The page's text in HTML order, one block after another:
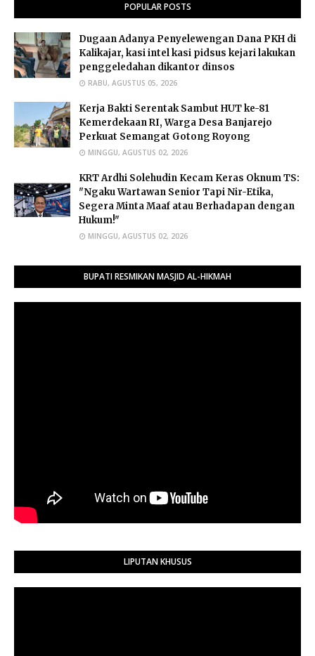
POPULAR POSTS
Dugaan Adanya Penyelewengan Dana PKH di
Kalikajar, kasi intel kasi pidsus kejari lakukan
penggeledahan dikantor dinsos
RABU, AGUSTUS 05, 2026
Kerja Bakti Serentak Sambut HUT ke-81
Kemerdekaan RI, Warga Desa Banjarejo
Perkuat Semangat Gotong Royong
MINGGU, AGUSTUS 02, 2026
​KRT Ardhi Solehudin Kecam Keras Oknum TS:
"Ngaku Wartawan Senior Tapi Nir-Etika,
Segera Minta Maaf atau Berhadapan dengan
Hukum!"
MINGGU, AGUSTUS 02, 2026
BUPATI RESMIKAN MASJID AL-HIKMAH
LIPUTAN KHUSUS